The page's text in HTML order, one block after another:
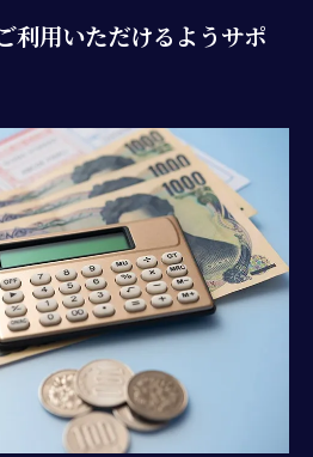
利用いただけるようサポ